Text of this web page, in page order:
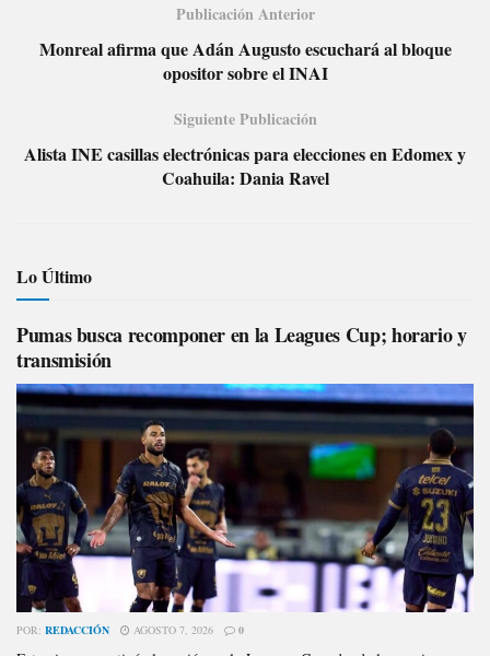
Publicación Anterior
Monreal afirma que Adán Augusto escuchará al bloque
opositor sobre el INAI
Siguiente Publicación
Alista INE casillas electrónicas para elecciones en Edomex y
Coahuila: Dania Ravel
Lo Último
Pumas busca recomponer en la Leagues Cup; horario y
transmisión
POR: REDACCIÓN AGOSTO 7, 2026 0